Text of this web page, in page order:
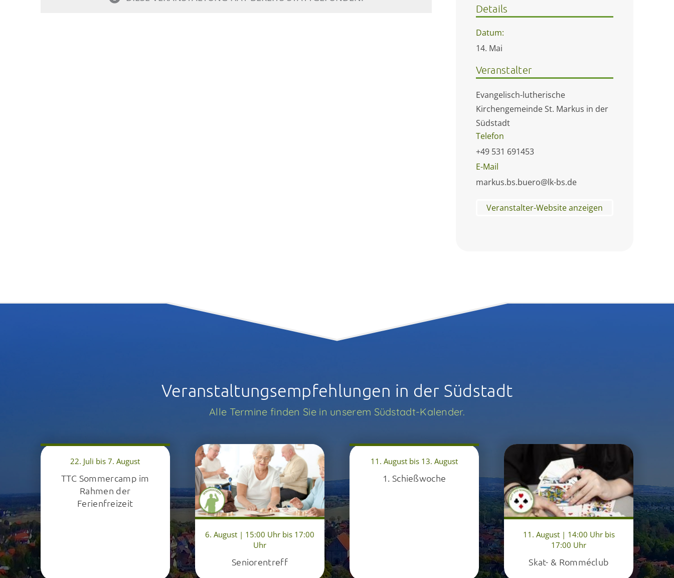
Details
Datum:
14. Mai
Veranstalter
Evangelisch-lutherische
Kirchengemeinde St. Markus in der
Südstadt
Telefon
+49 531 691453
E-Mail
markus.bs.buero@lk-bs.de
Veranstalter-Website anzeigen
Veranstaltungs­­empfehlungen in der Südstadt
Alle Termine finden Sie in unserem Südstadt-Kalender.
22. Juli bis 7. August
TTC Sommercamp im
Rahmen der
Ferienfreizeit
6. August | 15:00 Uhr bis 17:00
Uhr
Seniorentreff
11. August bis 13. August
1. Schießwoche
11. August | 14:00 Uhr bis
17:00 Uhr
Skat- & Romméclub